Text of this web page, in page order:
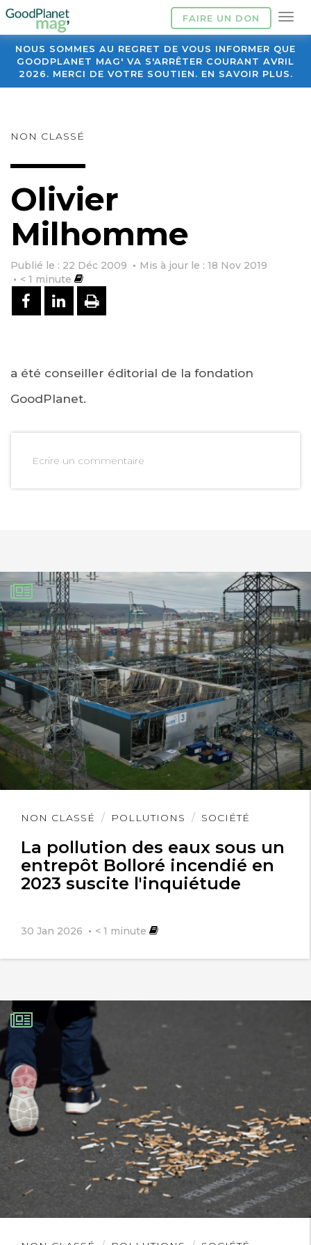
FAIRE UN DON
NOUS SOMMES AU REGRET DE VOUS INFORMER QUE
GOODPLANET MAG' VA S'ARRÊTER COURANT AVRIL
2026. MERCI DE VOTRE SOUTIEN. EN SAVOIR PLUS.
NON CLASSÉ
Olivier
Milhomme
Publié le : 22 Déc 2009
Mis à jour le : 18 Nov 2019
< 1 minute
PARTAGER SUR FACEBOOK
PARTAGER SUR LINKEDIN
IMPRIMER
a été conseiller éditorial de la fondation
GoodPlanet.
Ecrire un commentaire
NON CLASSÉ POLLUTIONS SOCIÉTÉ
La pollution des eaux sous un
entrepôt Bolloré incendié en
2023 suscite l'inquiétude
30 Jan 2026 < 1 minute
Lire